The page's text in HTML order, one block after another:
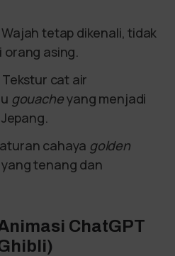
Wajah tetap dikenali, tidak
orang asing.
Tekstur cat air
gouacheyang menjadi
cahaya golden
tenang dan
ChatGPT